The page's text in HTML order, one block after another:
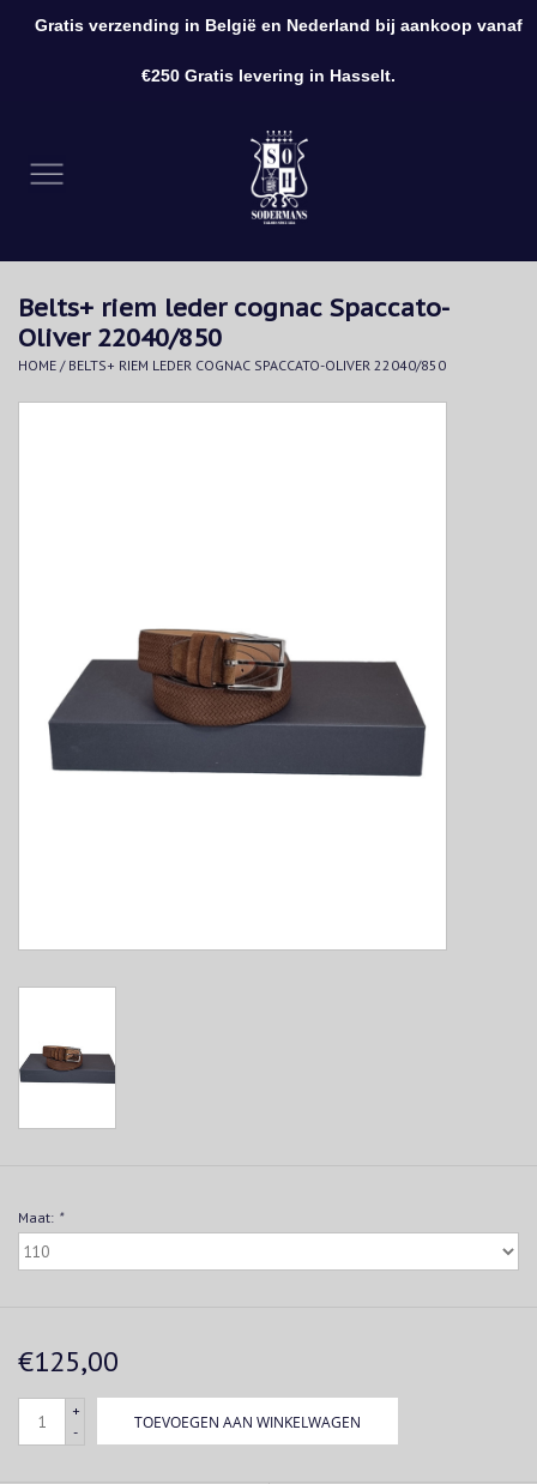
Kleding
Accessoires
Belts+ riem leder cognac Spaccato-
Oliver 22040/850
HOME / BELTS+ RIEM LEDER COGNAC SPACCATO-OLIVER 22040/850
Maat: *
€125,00
+
-
TOEVOEGEN AAN WINKELWAGEN
Gratis verzending in België en Nederland bij aankoop vanaf
€250 Gratis levering in Hasselt.